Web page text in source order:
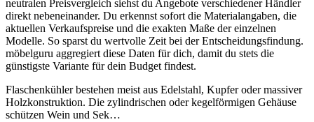
neutralen Preisvergleich siehst du Angebote verschiedener Händler
direkt nebeneinander. Du erkennst sofort die Materialangaben, die
aktuellen Verkaufspreise und die exakten Maße der einzelnen
Modelle. So sparst du wertvolle Zeit bei der Entscheidungsfindung.
möbelguru aggregiert diese Daten für dich, damit du stets die
günstigste Variante für dein Budget findest.
Flaschenkühler bestehen meist aus Edelstahl, Kupfer oder massiver
Holzkonstruktion. Die zylindrischen oder kegelförmigen Gehäuse
schützen Wein und Sek…